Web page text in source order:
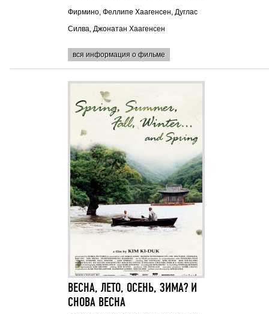
Фирмино, Феллипе Хаагенсен, Дуглас
Силва, Джонатан Хаагенсен
вся информация о фильме
ВЕСНА, ЛЕТО, ОСЕНЬ, ЗИМА? И
СНОВА ВЕСНА